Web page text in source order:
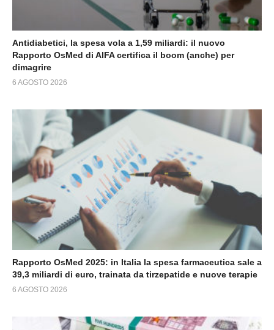
Antidiabetici, la spesa vola a 1,59 miliardi: il nuovo
Rapporto OsMed di AIFA certifica il boom (anche) per
dimagrire
6 AGOSTO 2026
Rapporto OsMed 2025: in Italia la spesa farmaceutica sale a
39,3 miliardi di euro, trainata da tirzepatide e nuove terapie
6 AGOSTO 2026